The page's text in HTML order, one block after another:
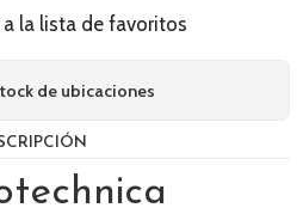
a la lista de favoritos
de ubicaciones